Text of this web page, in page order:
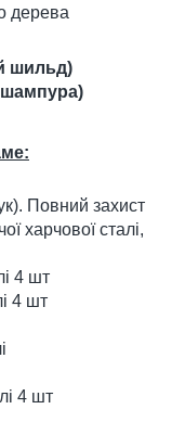
дерева
шильд)
шампура)
Повний захист
харчової сталі,
4 шт
4 шт
4 шт